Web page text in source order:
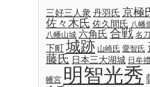
三好三人衆 丹羽氏 京極
佐々木氏 佐久間氏 八幡
八幡山城 六角氏 合戦 名刀
下町 城跡 山崎氏 愛智氏
藤氏 日本三大湖城 日牟
幡宮 明智光秀